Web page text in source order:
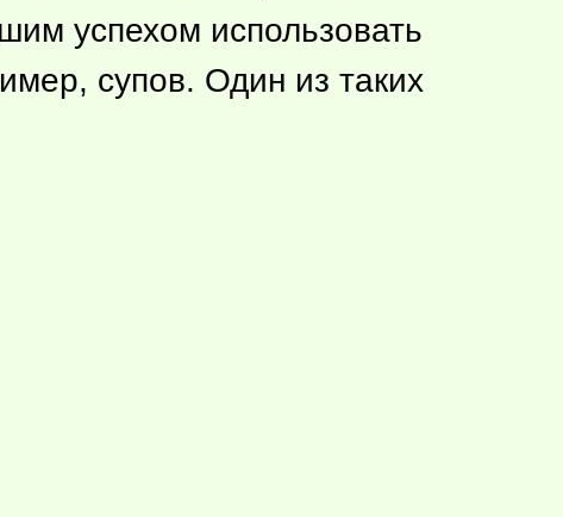
успехом использовать
супов. Один из таких